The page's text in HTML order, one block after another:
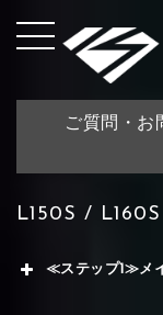
ご質問・お
L150S /
≪ステップ1≫メ